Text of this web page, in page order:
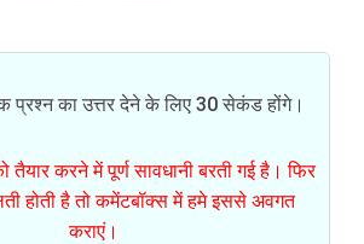
प्रश्न का उत्तर देने के लिए 30 सेकंड होंगे।
करने में पूर्ण सावधानी बरती गई है। फिर
होती है तो कमेंटबॉक्स में हमे इससे अवगत
कराएं।